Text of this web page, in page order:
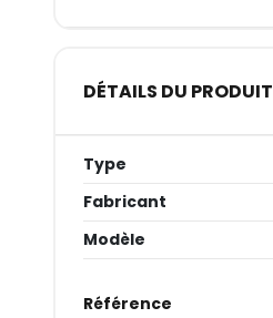
DÉTAILS DU PRODUIT
Type
Fabricant
Modèle
Référence